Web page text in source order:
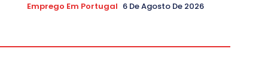
Emprego Em Portugal 6 De Agosto De 2026